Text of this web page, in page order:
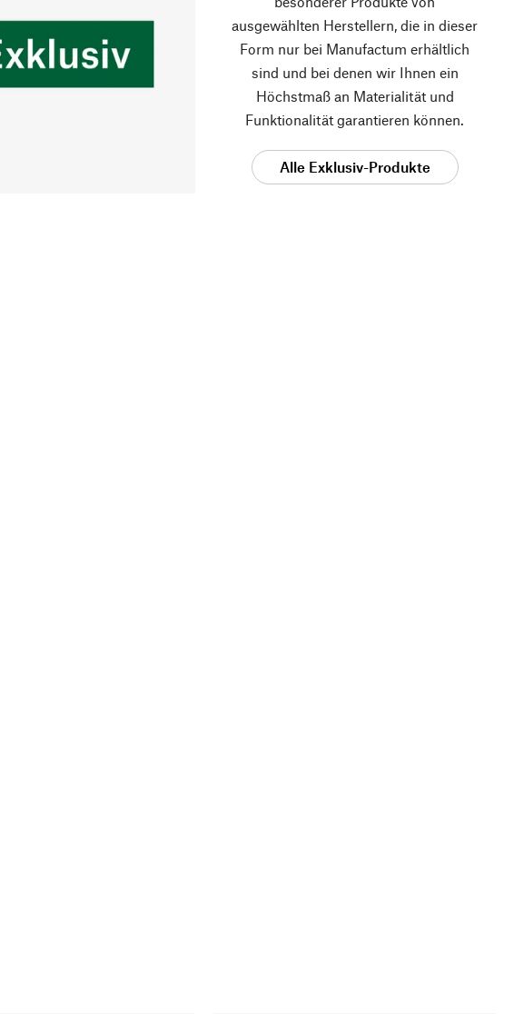
ausgewählten Herstellern, die in dieser
Form nur bei Manufactum erhältlich
sind und bei denen wir Ihnen ein
Höchstmaß an Materialität und
Funktionalität garantieren können.
Alle Exklusiv-Produkte